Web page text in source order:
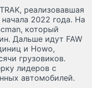
реализовавшая
2022 года. На
который
Дальше идут FAW
и Howo,
грузовиков.
лидеров с
автомобилей.